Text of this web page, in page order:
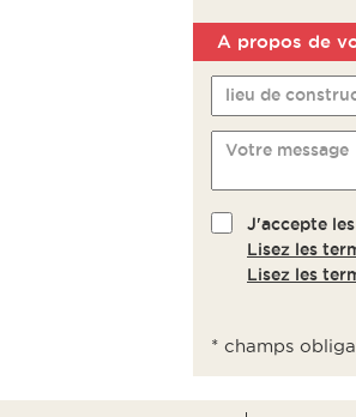
Remarque
lieu de
Votre message
J'accepte
Lisez les
Lisez les
* champs